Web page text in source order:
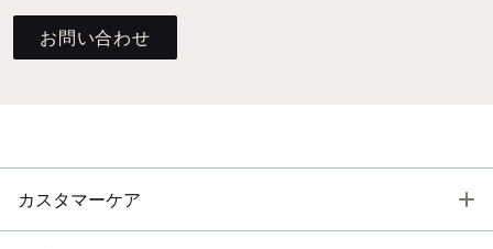
お問い合わせ
カスタマーケア